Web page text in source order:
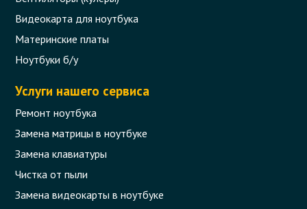
Видеокарта для ноутбука
Материнские платы
Ноутбуки б/у
Услуги нашего сервиса
Ремонт ноутбука
Замена матрицы в ноутбуке
Замена клавиатуры
Чистка от пыли
Замена видеокарты в ноутбуке